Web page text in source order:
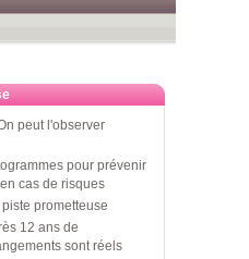
peut l'observer
pour prévenir
cas de risques
prometteuse
12 ans de
sont réels